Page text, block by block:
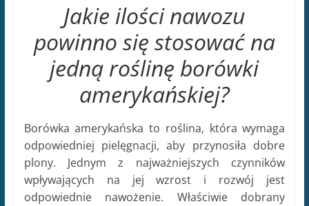
Jakie ilości nawozu
powinno się stosować na
jedną roślinę borówki
amerykańskiej?
Borówka amerykańska to roślina, która wymaga
odpowiedniej pielęgnacji, aby przynosiła dobre
plony. Jednym z najważniejszych czynników
wpływających na jej wzrost i rozwój jest
odpowiednie nawożenie. Właściwie dobrany